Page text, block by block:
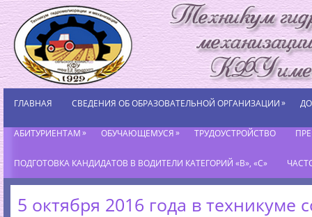
ГЛАВНАЯ СВЕДЕНИЯ ОБ ОБРАЗОВАТЕЛЬНОЙ ОРГАНИЗАЦИИ»
АБИТУРИЕНТАМ» ОБУЧАЮЩЕМУСЯ» ТРУДОУСТРОЙСТВО
ПОДГОТОВКА КАНДИДАТОВ В ВОДИТЕЛИ КАТЕГОРИЙ «В», «С»
5 октября 2016 года в техникуме